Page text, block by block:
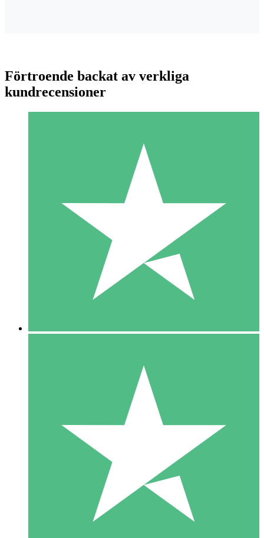
Individuella Kreditpaket
Betala per användning med nedladdningskrediter. Inget
1 Nedladdningar
10 00
10 Nedladdningar
20 00
Förtroende backat av verkliga
kundrecensioner